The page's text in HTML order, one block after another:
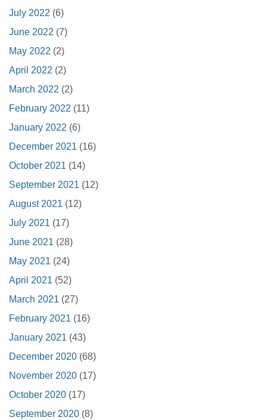
July 2022 (6)
June 2022 (7)
May 2022 (2)
April 2022 (2)
March 2022 (2)
February 2022 (11)
January 2022 (6)
December 2021 (16)
October 2021 (14)
September 2021 (12)
August 2021 (12)
July 2021 (17)
June 2021 (28)
May 2021 (24)
April 2021 (52)
March 2021 (27)
February 2021 (16)
January 2021 (43)
December 2020 (68)
November 2020 (17)
October 2020 (17)
September 2020 (8)